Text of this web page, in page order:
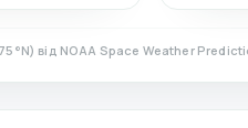
°N) від NOAA Space Weather